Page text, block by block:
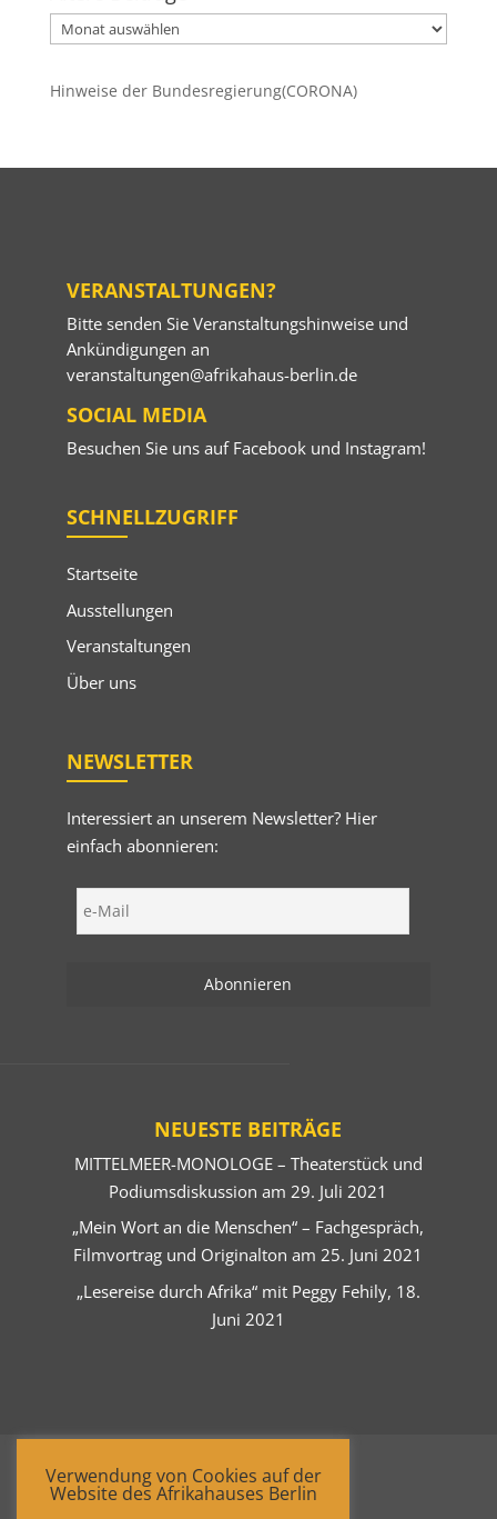
Ältere
Beiträge
Hinweise der Bundesregierung(CORONA)
VERANSTALTUNGEN?
Bitte senden Sie Veranstaltungshinweise und
Ankündigungen an
veranstaltungen@afrikahaus-berlin.de
SOCIAL MEDIA
Besuchen Sie uns auf Facebookund Instagram!
SCHNELLZUGRIFF
Startseite
Ausstellungen
Veranstaltungen
Über uns
NEWSLETTER
Interessiert an unserem Newsletter? Hier
einfach abonnieren:
NEUESTE BEITRÄGE
MITTELMEER-MONOLOGE – Theaterstück und
Podiumsdiskussion am 29. Juli 2021
„Mein Wort an die Menschen“ – Fachgespräch,
Filmvortrag und Originalton am 25. Juni 2021
„Lesereise durch Afrika“ mit Peggy Fehily, 18.
Juni 2021
Verwendung von Cookies auf der
Website des Afrikahauses Berlin